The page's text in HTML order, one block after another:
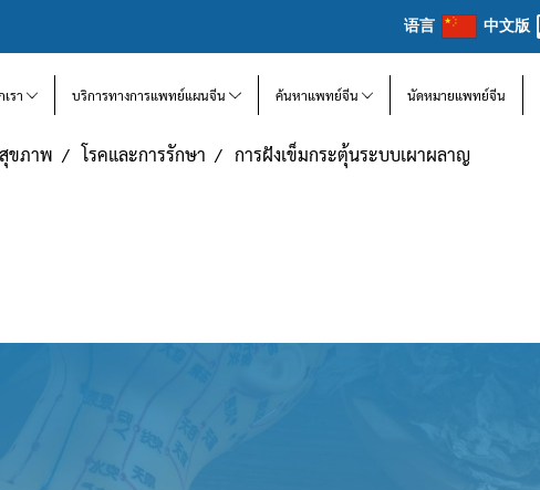
语言 中文版
รา บริการทางการแพทย์แผนจีน ค้นหาแพทย์จีน นัดหมายแพทย์จีน
ขภาพ โรคและการรักษา การฝังเข็มกระตุ้นระบบเผาผลาญ